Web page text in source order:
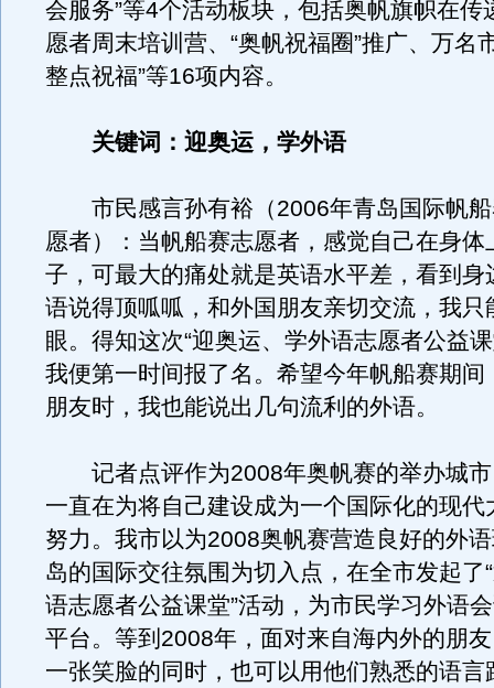
会服务”等4个活动板块，包括奥帆旗帜在传
愿者周末培训营、“奥帆祝福圈”推广、万名
整点祝福”等16项内容。
关键词：迎奥运，学外语
市民感言孙有裕（2006年青岛国际帆船
愿者）：当帆船赛志愿者，感觉自己在身体
子，可最大的痛处就是英语水平差，看到身
语说得顶呱呱，和外国朋友亲切交流，我只
眼。得知这次“迎奥运、学外语志愿者公益
我便第一时间报了名。希望今年帆船赛期间
朋友时，我也能说出几句流利的外语。
记者点评作为2008年奥帆赛的举办城市
一直在为将自己建设成为一个国际化的现代
努力。我市以为2008奥帆赛营造良好的外
岛的国际交往氛围为切入点，在全市发起了
语志愿者公益课堂”活动，为市民学习外语
平台。等到2008年，面对来自海内外的朋
一张笑脸的同时，也可以用他们熟悉的语言